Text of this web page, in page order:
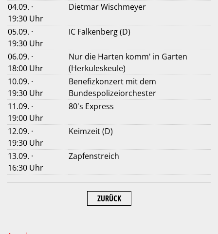
04.09. ·
19:30 Uhr
Dietmar Wischmeyer
05.09. ·
19:30 Uhr
IC Falkenberg (D)
06.09. ·
18:00 Uhr
Nur die Harten komm' in Garten
(Herkuleskeule)
10.09. ·
19:30 Uhr
Benefizkonzert mit dem
Bundespolizeiorchester
11.09. ·
19:00 Uhr
80's Express
12.09. ·
19:30 Uhr
Keimzeit (D)
13.09. ·
16:30 Uhr
Zapfenstreich
ZURÜCK